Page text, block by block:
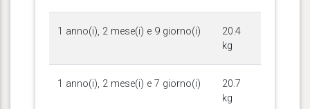
1 anno(i), 2 mese(i) e 9 giorno(i)
20.4
kg
1 anno(i), 2 mese(i) e 7 giorno(i)
20.7
kg